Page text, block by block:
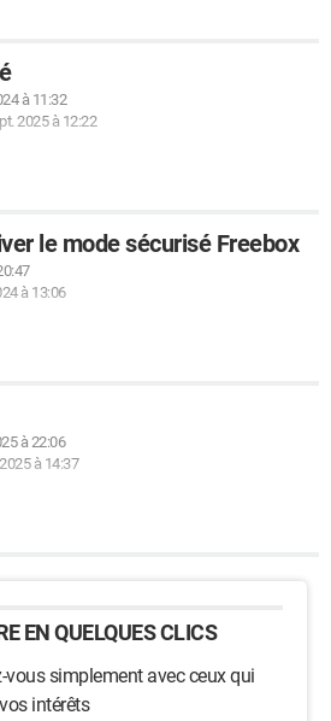
à 11:32
2025 à 12:22
le mode sécurisé Freebox
à 13:06
à 22:06
à 14:37
EN QUELQUES CLICS
vous simplement avec ceux qui
intérêts